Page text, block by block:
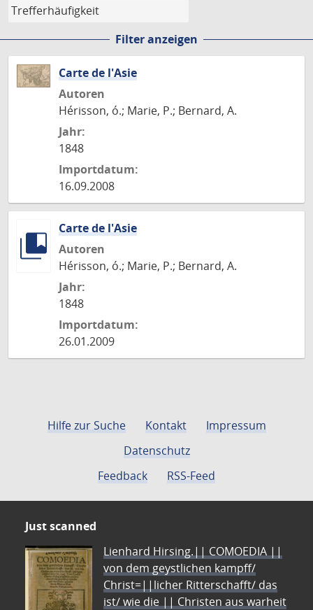
Filter anzeigen
Carte de l'Asie
Autoren
Hérisson, ó.; Marie, P.; Bernard, A.
Jahr:
1848
Importdatum:
16.09.2008
Carte de l'Asie
Autoren
Hérisson, ó.; Marie, P.; Bernard, A.
Jahr:
1848
Importdatum:
26.01.2009
Hilfe zur Suche Kontakt
Impressum
Datenschutz
Feedback
RSS-Feed
Just scanned
Lienhard Hirsing.|| COMOEDIA ||
von dem geystlichen kampff/
Christ=||licher Ritterschafft/ das
ist/ wie die || Christen aus warheit